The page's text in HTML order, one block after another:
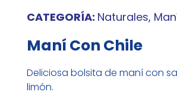
CATEGORÍA: Naturales,
Maní Con Chile
Deliciosa bolsita de maní con
limón.